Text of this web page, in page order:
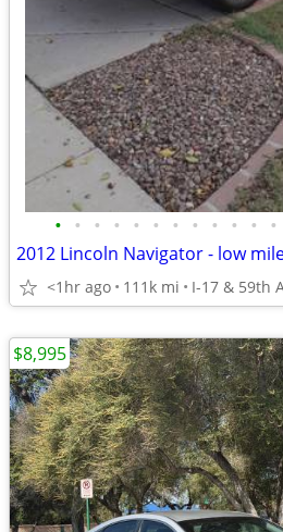
• • • • • • • • • • • •
2012 Lincoln Navigator - low
<1hr ago 111k mi I-17 & 59th
$8,995